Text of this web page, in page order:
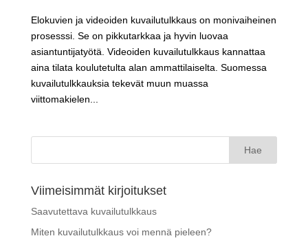
Elokuvien ja videoiden kuvailutulkkaus on monivaiheinen
prosesssi. Se on pikkutarkkaa ja hyvin luovaa
asiantuntijatyötä. Videoiden kuvailutulkkaus kannattaa
aina tilata koulutetulta alan ammattilaiselta. Suomessa
kuvailutulkkauksia tekevät muun muassa
viittomakielen...
Haku:
Viimeisimmät kirjoitukset
Saavutettava kuvailutulkkaus
Miten kuvailutulkkaus voi mennä pieleen?